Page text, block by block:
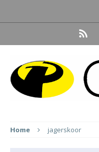
Home jagerskoor